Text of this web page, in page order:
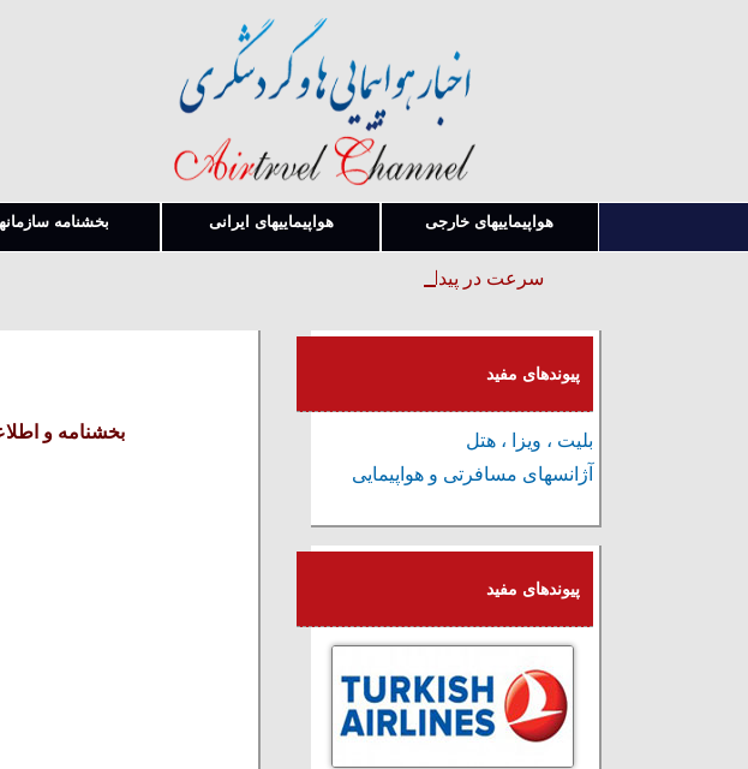
هواپیماییهای خارجی هواپیماییهای ایرانی بخشنامه
سرعت در پیدا کردن قوانین و بخشنامه ها
بخشنامه و
پیوندهای مفید
بلیت ، ویزا ، هتل
آژانسهای مسافرتی و هواپیمایی
پیوندهای مفید